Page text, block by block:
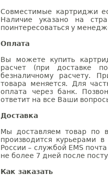
Совместимые картриджи
Наличие указано на
поинтересоваться у
Оплата
Вы можете купить
расчет (при доставке
безналичному расчету.
товара меняется. Для
оплата через банк.
ответит на все Ваши
Доставка
Мы доставляем товар по
производится курьерами
России – службой EMS
не более 7 дней после
Как заказать